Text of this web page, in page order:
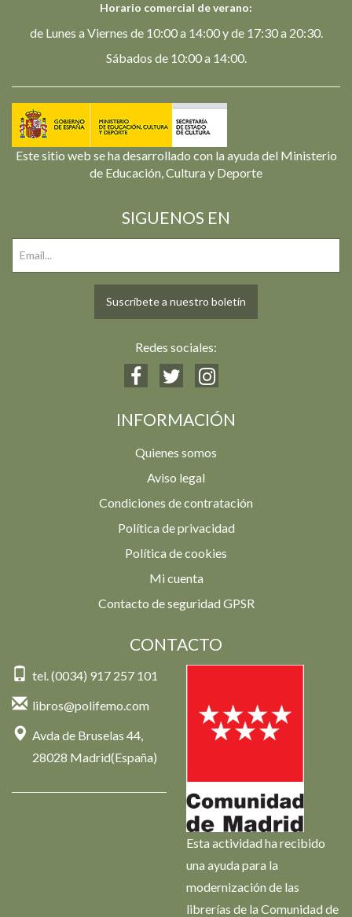
Horario comercial de verano:
de Lunes a Viernes de 10:00 a 14:00 y de 17:30 a 20:30.
Sábados de 10:00 a 14:00.
Este sitio web se ha desarrollado con la ayuda del Ministerio
de Educación, Cultura y Deporte
SIGUENOS EN
Suscríbete a nuestro boletín
Redes sociales:
INFORMACIÓN
Quienes somos
Aviso legal
Condiciones de contratación
Política de privacidad
Política de cookies
Mi cuenta
Contacto de seguridad GPSR
CONTACTO
tel. (0034) 917 257 101
libros@polifemo.com
Avda de Bruselas 44,
28028 Madrid(España)
Esta actividad ha recibido
una ayuda para la
modernización de las
librerías de la Comunidad de